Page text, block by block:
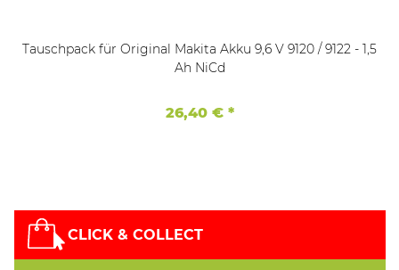
Tauschpack für Original Makita Akku 9,6 V 9120 / 9122 - 1,5
Ah NiCd
26,40 € *
CLICK & COLLECT